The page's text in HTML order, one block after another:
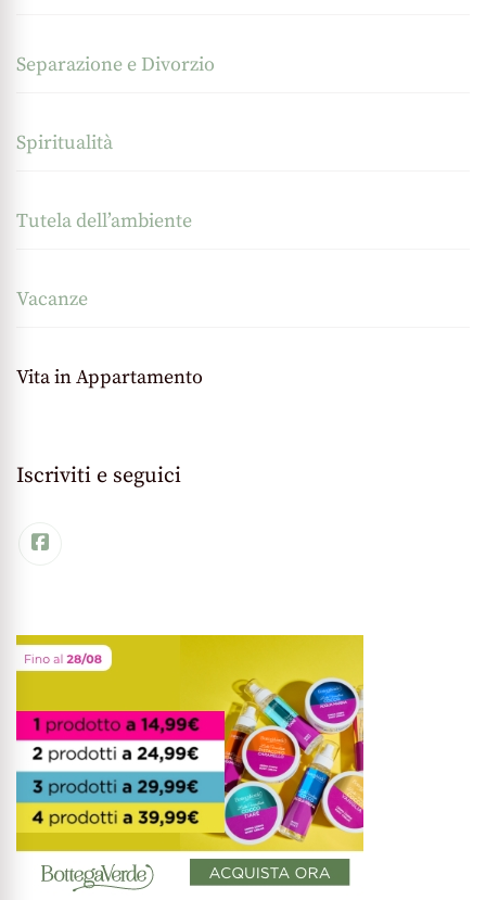
Separazione e Divorzio
Spiritualità
Tutela dell’ambiente
Vacanze
Vita in Appartamento
Iscriviti e seguici